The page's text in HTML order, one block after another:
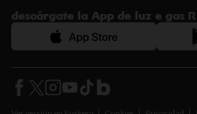
Descárgate la App de luz e gas R